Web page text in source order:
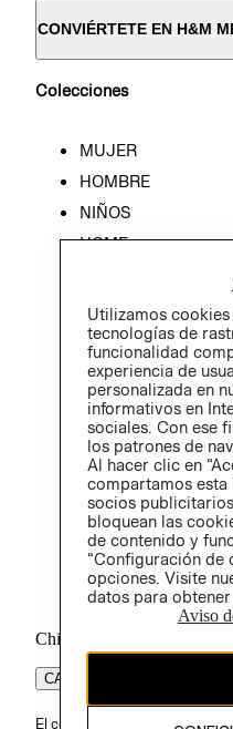
CONVIÉRTETE EN H&M
Colecciones
MUJER
HOMBRE
NIÑOS
HOME
Chile ($)
CAMBIAR REGIÓN
El contenido de esta página
Utilizamos
tecnologías de
funcionalidad
experiencia de
personalizada en
informativos en
sociales. Con ese
los patrones de
Al hacer clic en
compartamos
socios
bloquean las
de contenido y
“Configuración de
opciones. Visite
datos para
Aviso